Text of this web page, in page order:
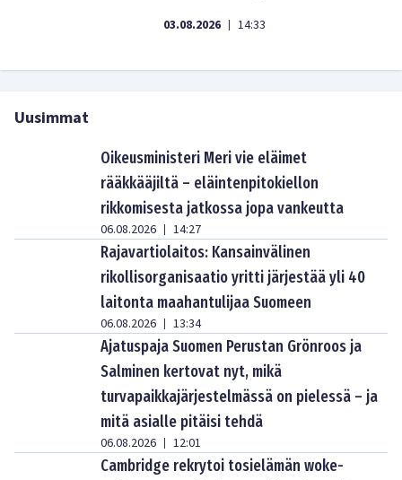
03.08.2026 | 14:33
Uusimmat
Oikeusministeri Meri vie eläimet
rääkkääjiltä – eläintenpitokiellon
rikkomisesta jatkossa jopa vankeutta
06.08.2026 | 14:27
Rajavartiolaitos: Kansainvälinen
rikollisorganisaatio yritti järjestää yli 40
laitonta maahantulijaa Suomeen
06.08.2026 | 13:34
Ajatuspaja Suomen Perustan Grönroos ja
Salminen kertovat nyt, mikä
turvapaikkajärjestelmässä on pielessä – ja
mitä asialle pitäisi tehdä
06.08.2026 | 12:01
Cambridge rekrytoi tosielämän woke-